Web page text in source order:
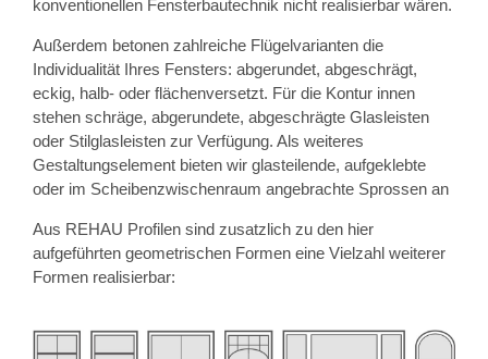
konventionellen Fensterbautechnik nicht realisierbar wären.
Außerdem betonen zahlreiche Flügelvarianten die
Individualität Ihres Fensters: abgerundet, abgeschrägt,
eckig, halb- oder flächenversetzt. Für die Kontur innen
stehen schräge, abgerundete, abgeschrägte Glasleisten
oder Stilglasleisten zur Verfügung. Als weiteres
Gestaltungselement bieten wir glasteilende, aufgeklebte
oder im Scheibenzwischenraum angebrachte Sprossen an
Aus REHAU Profilen sind zusatzlich zu den hier
aufgeführten geometrischen Formen eine Vielzahl weiterer
Formen realisierbar: